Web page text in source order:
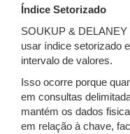
Índice Setorizado
SOUKUP &
usar índice setorizado
intervalo de valores.
Isso ocorre porque
em consultas
mantém os dados
em relação à chave,